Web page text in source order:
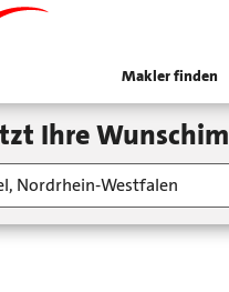
Makler finden
Ihre